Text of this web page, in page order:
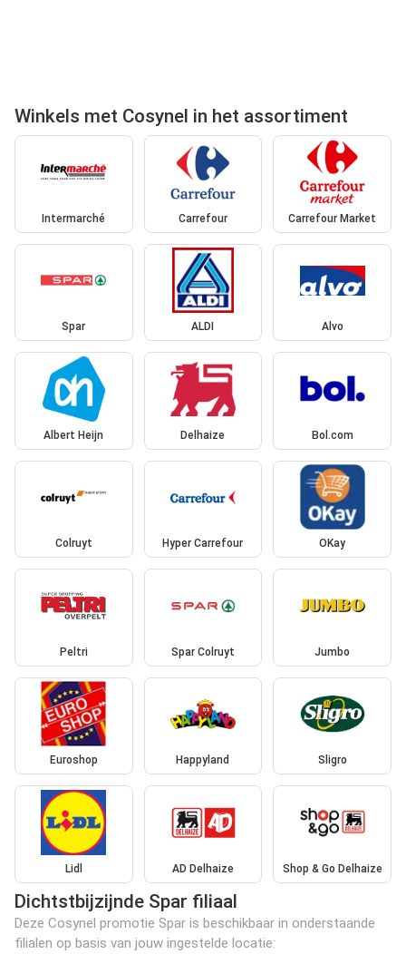
Winkels met Cosynel in het assortiment
Intermarché Carrefour Carrefour Market
Spar ALDI Alvo
Albert Heijn Delhaize Bol.com
Colruyt Hyper Carrefour OKay
Peltri Spar Colruyt Jumbo
Euroshop Happyland Sligro
Lidl AD Delhaize Shop & Go Delhaize
Dichtstbijzijnde Spar filiaal
Deze Cosynel promotie Spar is beschikbaar in onderstaande
filialen op basis van jouw ingestelde locatie: